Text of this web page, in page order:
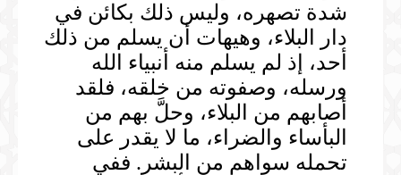
شدة تصهره، وليس ذلك بكائن في
دار البلاء، وهيهات أن يسلم من ذلك
أحد، إذ لم يسلم منه أنبياء الله
ورسله، وصفوته من خلقه، فلقد
أصابهم من البلاء، وحلَّ بهم من
البأساء والضراء، ما لا يقدر على
تحمله سواهم من البشر. ففي